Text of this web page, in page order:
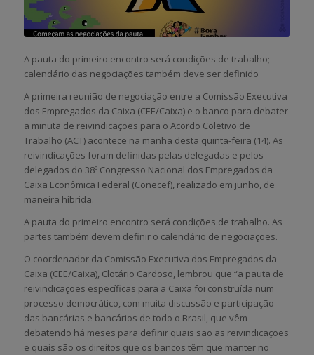
A pauta do primeiro encontro será condições de trabalho;
calendário das negociações também deve ser definido
A primeira reunião de negociação entre a Comissão Executiva
dos Empregados da Caixa (CEE/Caixa) e o banco para debater
a minuta de reivindicações para o Acordo Coletivo de
Trabalho (ACT) acontece na manhã desta quinta-feira (14). As
reivindicações foram definidas pelas delegadas e pelos
delegados do 38º Congresso Nacional dos Empregados da
Caixa Econômica Federal (Conecef), realizado em junho, de
maneira híbrida.
A pauta do primeiro encontro será condições de trabalho. As
partes também devem definir o calendário de negociações.
O coordenador da Comissão Executiva dos Empregados da
Caixa (CEE/Caixa), Clotário Cardoso, lembrou que “a pauta de
reivindicações específicas para a Caixa foi construída num
processo democrático, com muita discussão e participação
das bancárias e bancários de todo o Brasil, que vêm
debatendo há meses para definir quais são as reivindicações
e quais são os direitos que os bancos têm que manter no